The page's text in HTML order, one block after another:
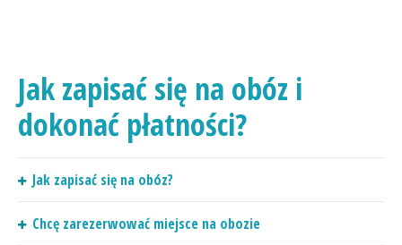
Jak zapisać się na obóz i
dokonać płatności?
Jak zapisać się na obóz?
Chcę zarezerwować miejsce na obozie